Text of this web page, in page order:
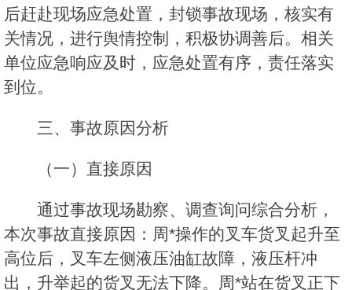
后赶赴现场应急处置，封锁事故现场，核实有
关情况，进行舆情控制，积极协调善后。相关
单位应急响应及时，应急处置有序，责任落实
到位。
三、事故原因分析
（一）直接原因
通过事故现场勘察、调查询问综合分析，
本次事故直接原因：周*操作的叉车货叉起升至
高位后，叉车左侧液压油缸故障，液压杆冲
出，升举起的货叉无法下降。周*站在货叉正下